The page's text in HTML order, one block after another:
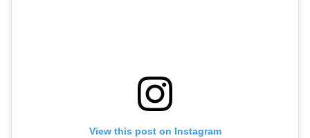
View this post on Instagram